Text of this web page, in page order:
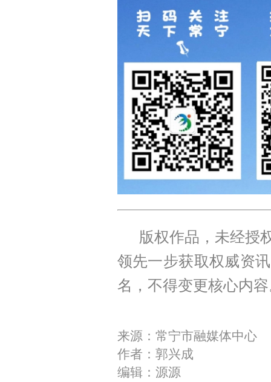
版权作品，未经授
领先一步获取权威资
名，不得变更核心内
来源：常宁市融媒体中心
作者：郭兴成
编辑：源源